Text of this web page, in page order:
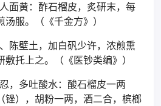
面黄：酢石榴皮，炙研末，每
服。（《千金方》）
陈壁土，加白矾少许，浓煎熏
托上之。（《医钞类编》）
，多吐酸水：酸石榴皮一两
锉），胡粉一两，酒二合，槟榔